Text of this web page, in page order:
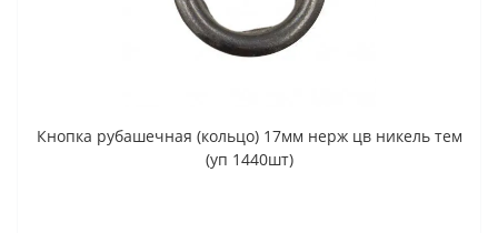
Кнопка рубашечная (кольцо) 17мм нерж цв никель тем
(уп 1440шт)